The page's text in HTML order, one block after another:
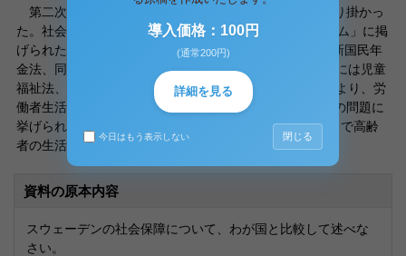
第二次大戦を境にスウェーデンは早速、福祉建設に取り掛かっ
た。社会民主党は、1943年の「労働運動の戦後プログラム」に掲
げられた一連の改革を着実に実施させた。1943年6月に新国民年
金法、同年秋に国民健康保険法の導入が決議され、47年には児童
福祉法、48年に住宅政策が策定されたのである。戦時中より、労
働者生活の安定がなされてきたが、収入の少ない高齢者の問題に
挙げられ、新国民年金法により年金額を約3倍にすることで高齢
者の生活の保障を行ったのである。
資料の原本内容
スウェーデンの社会保障について、わが国と比較して述べな
さい。
導入価格：100円
(通常200円)
詳細を見る
今日はもう表示しない 閉じる